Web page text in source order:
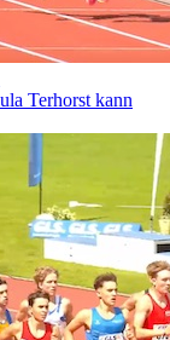
Terhorst kann